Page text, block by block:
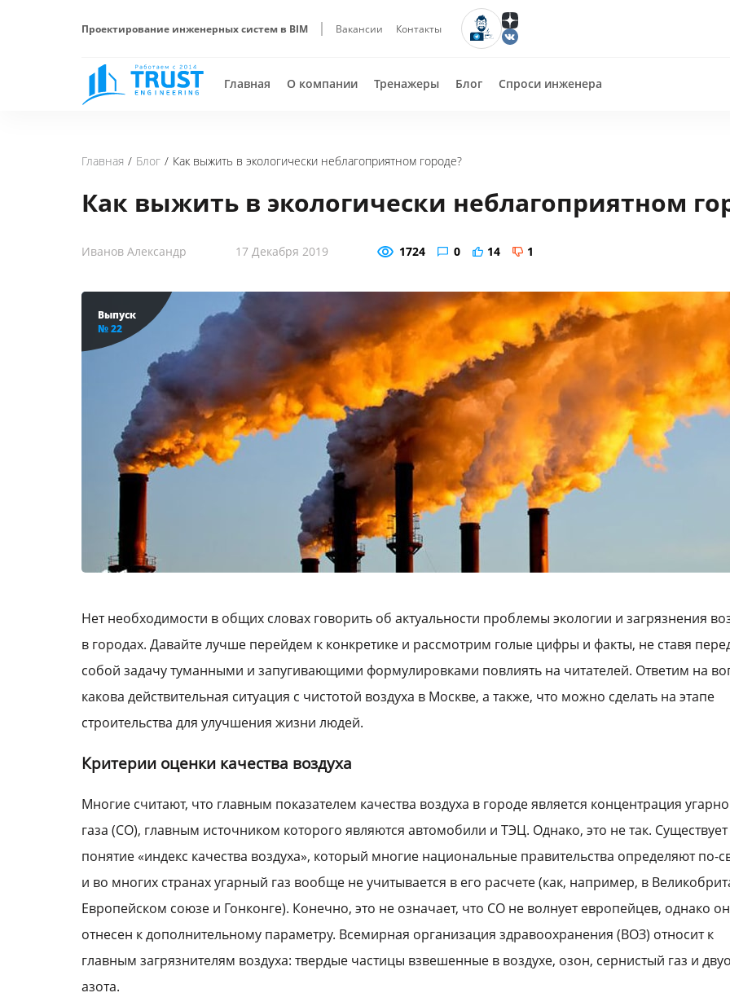
Проектирование инженерных систем в BIM Вакансии Контакты
Главная О компании Тренажеры Блог Спроси инженера
Главная Блог Как выжить в экологически неблагоприятном городе?
Как выжить в экологически неблагоприятном
Иванов Александр 17 Декабря 2019 1724 0 14 1
Выпуск
№ 22
Нет необходимости в общих словах говорить об актуальности проблемы экологии и загрязнения
в городах. Давайте лучше перейдем к конкретике и рассмотрим голые цифры и факты, не ставя
собой задачу туманными и запугивающими формулировками повлиять на читателей. Ответим на
какова действительная ситуация с чистотой воздуха в Москве, а также, что можно сделать на этапе
строительства для улучшения жизни людей.
Критерии оценки качества воздуха
Многие считают, что главным показателем качества воздуха в городе является концентрация
газа (СО), главным источником которого являются автомобили и ТЭЦ. Однако, это не так. Существует
понятие «индекс качества воздуха», который многие национальные правительства определяют по-
и во многих странах угарный газ вообще не учитывается в его расчете (как, например, в
Европейском союзе и Гонконге). Конечно, это не означает, что СО не волнует европейцев, однако он
отнесен к дополнительному параметру. Всемирная организация здравоохранения (ВОЗ) относит к
главным загрязнителям воздуха: твердые частицы взвешенные в воздухе, озон, сернистый газ и
азота.